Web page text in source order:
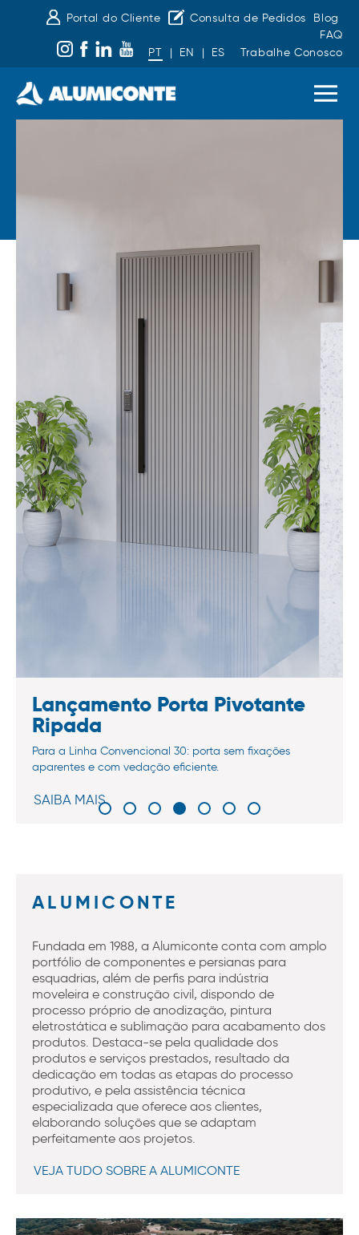
Portal do Cliente Consulta de Pedidos
Blog
FAQ
PT
| EN | ES Trabalhe Conosco
Lançamento Porta Pivotante
Ripada
Para a Linha Convencional 30: porta sem fixações
aparentes e com vedação eficiente.
SAIBA MAIS
ALUMICONTE
Fundada em 1988, a Alumiconte conta com amplo
portfólio de componentes e persianas para
esquadrias, além de perfis para indústria
moveleira e construção civil, dispondo de
processo próprio de anodização, pintura
eletrostática e sublimação para acabamento dos
produtos. Destaca-se pela qualidade dos
produtos e serviços prestados, resultado da
dedicação em todas as etapas do processo
produtivo, e pela assistência técnica
especializada que oferece aos clientes,
elaborando soluções que se adaptam
perfeitamente aos projetos.
VEJA TUDO SOBRE A ALUMICONTE